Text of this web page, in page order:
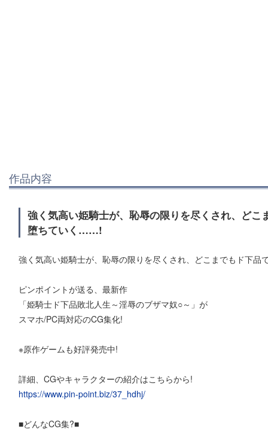
作品内容
強く気高い姫騎士が、恥辱の限りを尽くされ、ど
堕ちていく……!
強く気高い姫騎士が、恥辱の限りを尽くされ、どこまでもド下
ピンポイントが送る、最新作
「姫騎士ド下品敗北人生～淫辱のブザマ奴○～」が
スマホ/PC両対応のCG集化!
※原作ゲームも好評発売中!
詳細、CGやキャラクターの紹介はこちらから!
https://www.pin-point.biz/37_hdhj/
■どんなCG集?■